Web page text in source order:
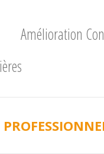
Amélioration